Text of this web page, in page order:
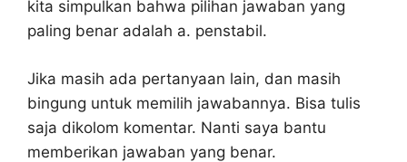
kita simpulkan bahwa pilihan jawaban yang
paling benar adalah a. penstabil.
Jika masih ada pertanyaan lain, dan masih
bingung untuk memilih jawabannya. Bisa tulis
saja dikolom komentar. Nanti saya bantu
memberikan jawaban yang benar.